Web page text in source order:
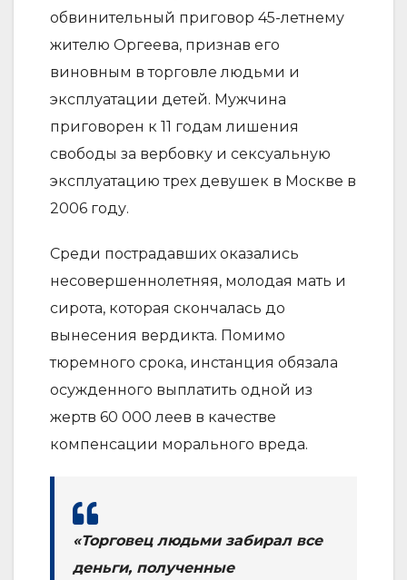
обвинительный приговор 45-летнему
жителю Оргеева, признав его
виновным в торговле людьми и
эксплуатации детей. Мужчина
приговорен к 11 годам лишения
свободы за вербовку и сексуальную
эксплуатацию трех девушек в Москве в
2006 году.
Среди пострадавших оказались
несовершеннолетняя, молодая мать и
сирота, которая скончалась до
вынесения вердикта. Помимо
тюремного срока, инстанция обязала
осужденного выплатить одной из
жертв 60 000 леев в качестве
компенсации морального вреда.
«Торговец людьми забирал все
деньги, полученные